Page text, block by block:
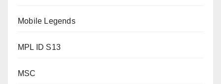
Mobile Legends
MPL ID S13
MSC